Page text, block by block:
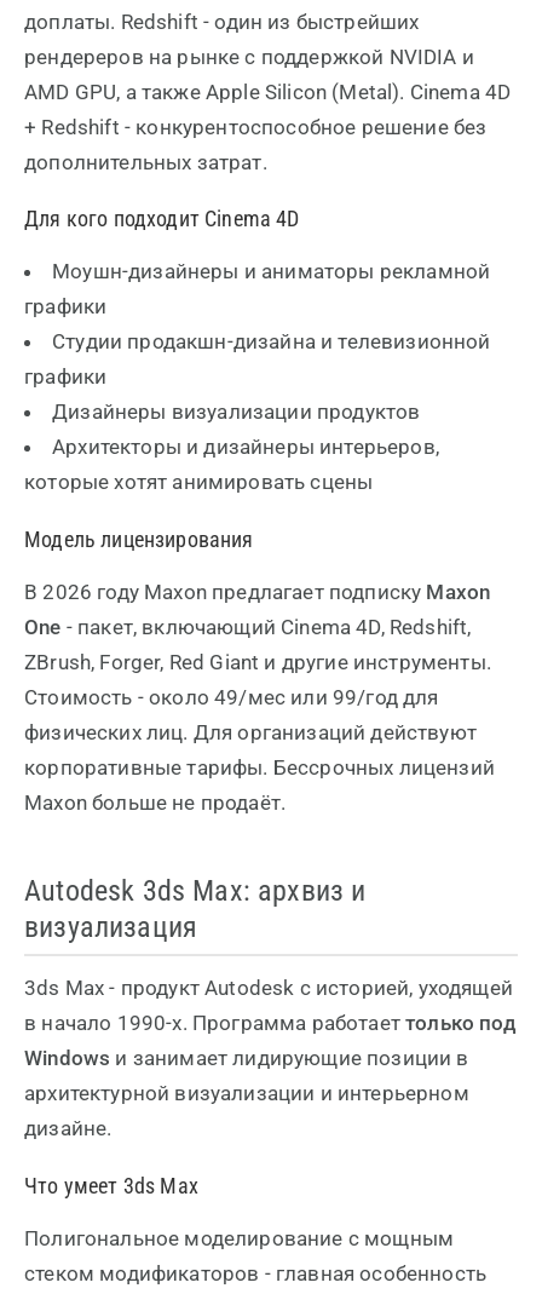
доплаты. Redshift - один из быстрейших
рендереров на рынке с поддержкой NVIDIA и
AMD GPU, а также Apple Silicon (Metal). Cinema 4D
+ Redshift - конкурентоспособное решение без
дополнительных затрат.
Для кого подходит Cinema 4D
Моушн-дизайнеры и аниматоры рекламной
графики
Студии продакшн-дизайна и телевизионной
графики
Дизайнеры визуализации продуктов
Архитекторы и дизайнеры интерьеров,
которые хотят анимировать сцены
Модель лицензирования
В 2026 году Maxon предлагает подписку Maxon
One - пакет, включающий Cinema 4D, Redshift,
ZBrush, Forger, Red Giant и другие инструменты.
Стоимость - около 49/мес или 99/год для
физических лиц. Для организаций действуют
корпоративные тарифы. Бессрочных лицензий
Maxon больше не продаёт.
Autodesk 3ds Max: архвиз и
визуализация
3ds Max - продукт Autodesk с историей, уходящей
в начало 1990-х. Программа работаеттолько под
Windows и занимает лидирующие позиции в
архитектурной визуализации и интерьерном
дизайне.
Что умеет 3ds Max
Полигональное моделирование с мощным
стеком модификаторов - главная особенность